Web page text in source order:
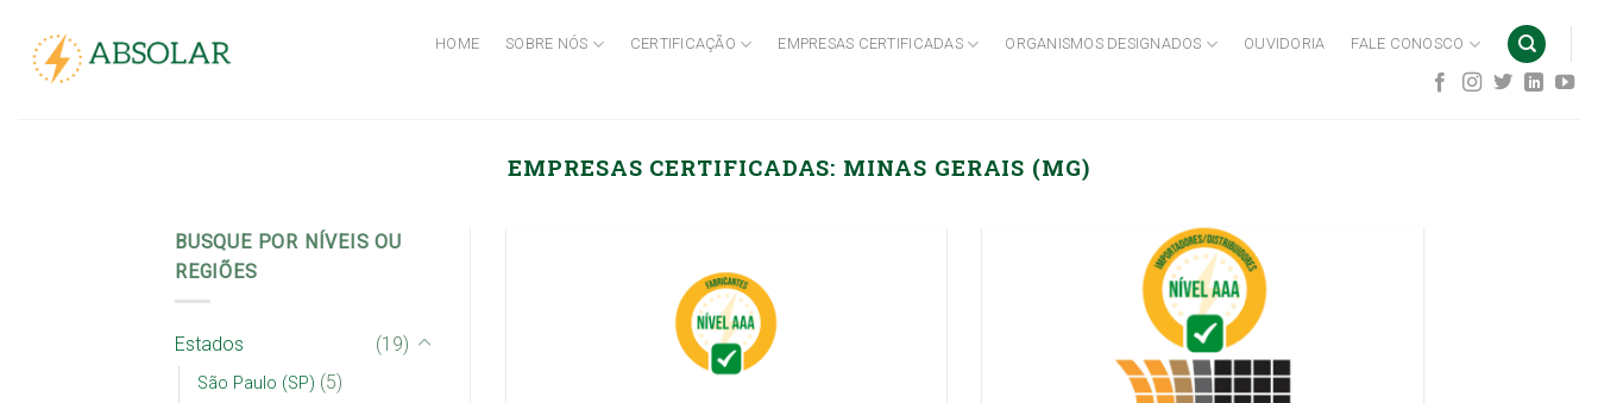
content
HOME SOBRE NÓS CERTIFICAÇÃO EMPRESAS CERTIFICADAS ORGANISMOS DESIGNADOS OUVIDORIA FALE CONOSCO
EMPRESAS CERTIFICADAS: MINAS GERAIS (MG)
BUSQUE POR NÍVEIS OU
REGIÕES
Estados (19)
São Paulo (SP) (5)